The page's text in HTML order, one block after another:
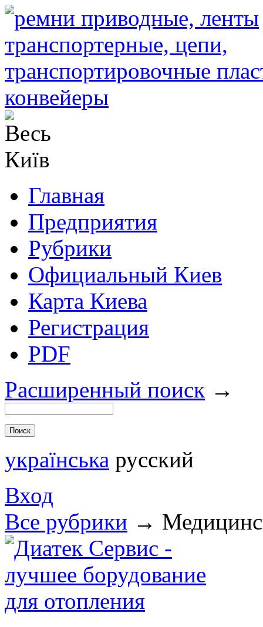
Главная
Предприятия
Рубрики
Официальный Киев
Карта Киева
Регистрация
PDF
Расширенный поиск →
українська русский
Вход
Все рубрики →